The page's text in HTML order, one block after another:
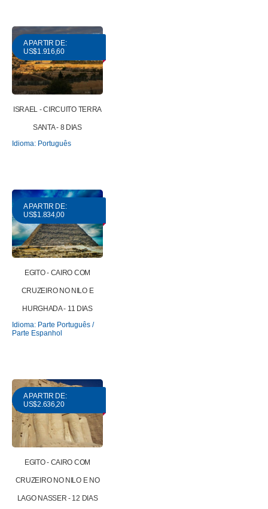
A PARTIR DE:
US$1.916,60
ISRAEL - CIRCUITO TERRA
SANTA - 8 DIAS
Idioma: Português
A PARTIR DE:
US$1.834,00
EGITO - CAIRO COM
CRUZEIRO NO NILO E
HURGHADA - 11 DIAS
Idioma: Parte Português /
Parte Espanhol
A PARTIR DE:
US$2.636,20
EGITO - CAIRO COM
CRUZEIRO NO NILO E NO
LAGO NASSER - 12 DIAS